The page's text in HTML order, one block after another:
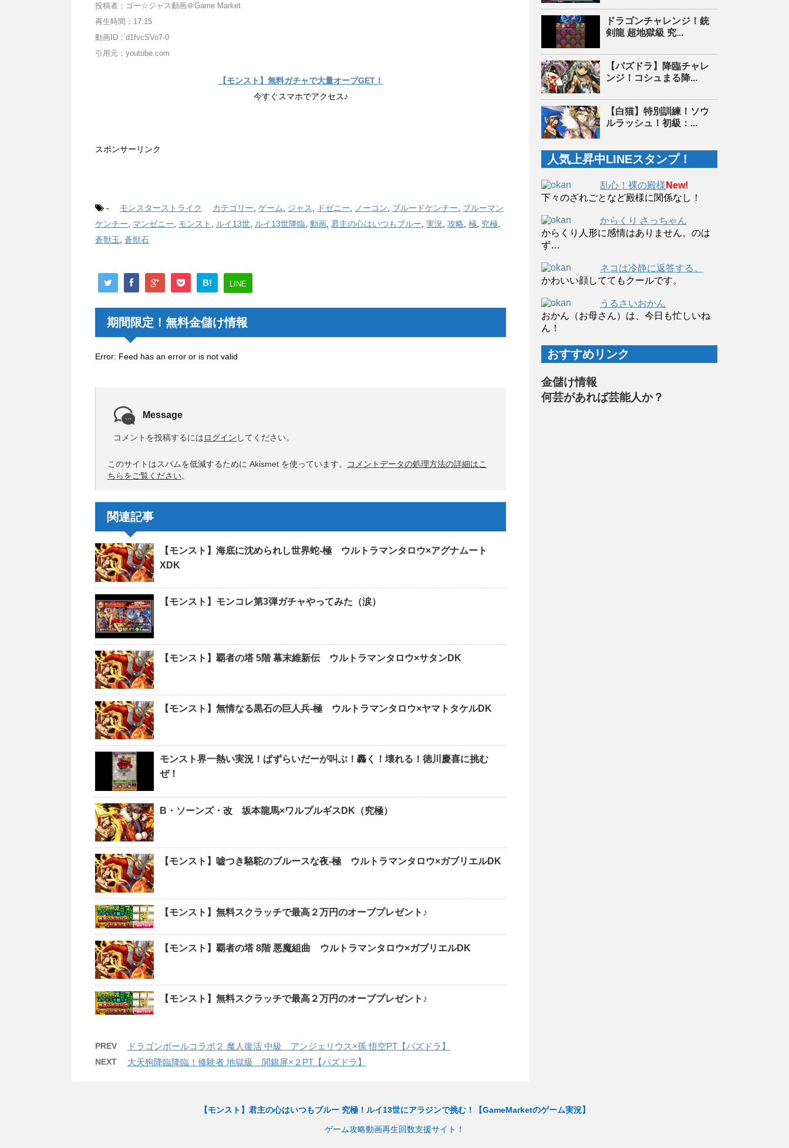
投稿者；ゴー☆ジャス動画＠Game Market
再生時間；17:15
動画ID；d1fvcSVo7-0
引用元；youtube.com
【モンスト】無料ガチャで大量オーブGET！
今すぐスマホでアクセス♪
スポンサーリンク
- モンスターストライク カテゴリー ゲーム ジャス ドゼニー ノーコン ブルードケンチー
ブルーマン
ケンチー
マンゼニー モンスト ルイ13世 ルイ13世降臨 動画 君主の心はいつもブルー 実況 攻略 極 究極
蒼獣玉
蒼獣石
B! LINE
期間限定！無料金儲け情報
Error: Feed has an error or is not valid
Message
コメントを投稿するにはログイン してください。
このサイトはスパムを低減するために Akismet を使っています。
コメントデータの処理方法の詳細はこ
ちらをご覧ください。
関連記事
【モンスト】海底に沈められし世界蛇-極 ウルトラマンタロウ×アグナムート
XDK
【モンスト】モンコレ第3弾ガチャやってみた（涙）
【モンスト】覇者の塔 5階 幕末維新伝 ウルトラマンタロウ×サタンDK
【モンスト】無情なる黒石の巨人兵-極 ウルトラマンタロウ×ヤマトタケルDK
モンスト界一熱い実況！ぱずらいだーが叫ぶ！轟く！壊れる！徳川慶喜に挑む
ぜ！
B・ソーンズ・改 坂本龍馬×ワルプルギスDK（究極）
【モンスト】嘘つき駱駝のブルースな夜-極 ウルトラマンタロウ×ガブリエルDK
【モンスト】無料スクラッチで最高２万円のオーブプレゼント♪
【モンスト】覇者の塔 8階 悪魔組曲 ウルトラマンタロウ×ガブリエルDK
【モンスト】無料スクラッチで最高２万円のオーブプレゼント♪
PREV ドラゴンボールコラボ２ 魔人復活 中級 アンジェリウス×孫 悟空PT【パズドラ】
NEXT 大天狗降臨降臨！修験者 地獄級 関銀屏×２PT【パズドラ】
ドラゴンチャレンジ！銃
剣龍 超地獄級 究...
【パズドラ】降臨チャレ
ンジ！コシュまる降...
【白猫】特別訓練！ソウ
ルラッシュ！初級：...
人気上昇中LINEスタンプ！
乱心！裸の殿様 New!
下々のざれごとなど殿様に関係なし！
からくり さっちゃん
からくり人形に感情はありません。のは
ず…
ネコは冷静に返答する。
かわいい顔しててもクールです。
うるさいおかん
おかん（お母さん）は、今日も忙しいね
ん！
おすすめリンク
金儲け情報
何芸があれば芸能人か？
【モンスト】君主の心はいつもブルー 究極！ルイ13世にアラジンで挑む！【GameMarketのゲーム実況】
ゲーム攻略動画再生回数支援サイト！